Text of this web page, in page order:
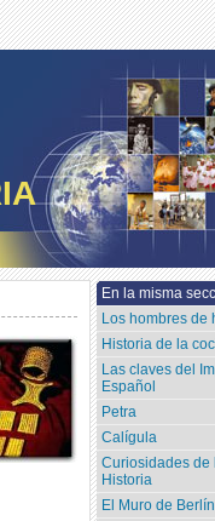
En la misma
Los hombres de
Historia de la
Las claves del
Español
Petra
Calígula
Curiosidades de
Historia
El Muro de Berlín